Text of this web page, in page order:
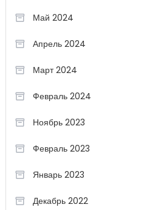
Май 2024
Апрель 2024
Март 2024
Февраль 2024
Ноябрь 2023
Февраль 2023
Январь 2023
Декабрь 2022